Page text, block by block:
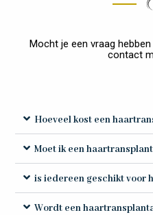
Mocht je een vraag
contact
Hoeveel kost een
Moet ik een
is iedereen geschikt voor
Wordt een